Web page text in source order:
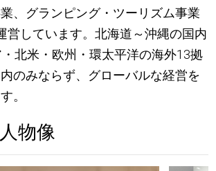
、グランピング・ツーリズム事業
営しています。北海道～沖縄の国内
北米・欧州・環太平洋の海外13拠
のみならず、グローバルな経営を
。
物像